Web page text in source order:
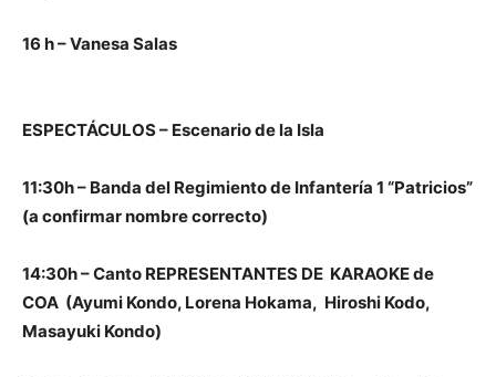
16 h – Vanesa Salas
ESPECTÁCULOS – Escenario de la Isla
11:30h – Banda del Regimiento de Infantería 1 “Patricios”
(a confirmar nombre correcto)
14:30h – Canto REPRESENTANTES DE KARAOKE de
COA (Ayumi Kondo, Lorena Hokama, Hiroshi Kodo,
Masayuki Kondo)